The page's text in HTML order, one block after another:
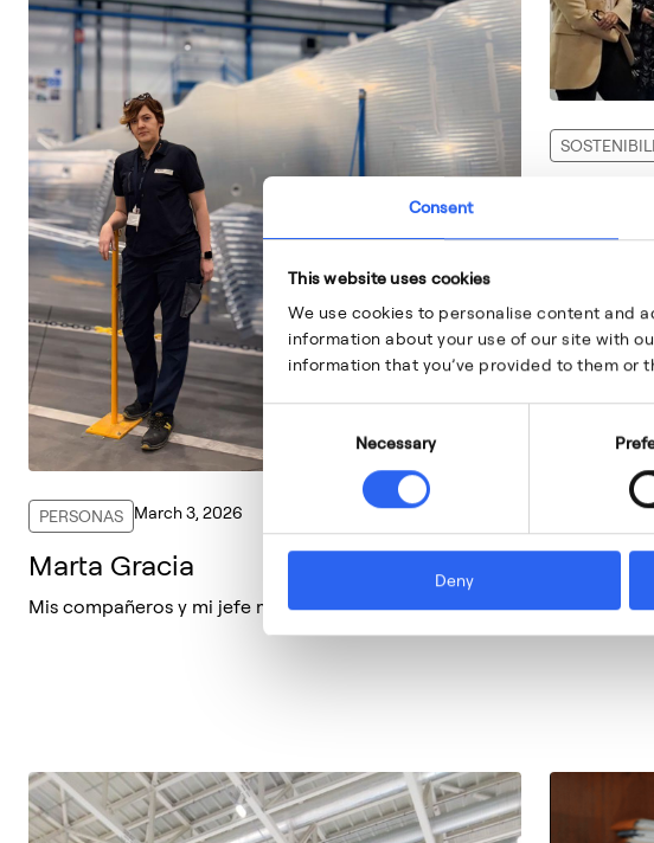
Consent
This website uses cookies
We use cookies to personalise content and
information about your use of our site with
information that you’ve provided to them or
Selection
Necessary
Deny
PERSONAS March 3, 2026
Marta Gracia
Mis compañeros y mi jefe me animaron a promocionar.
Plan